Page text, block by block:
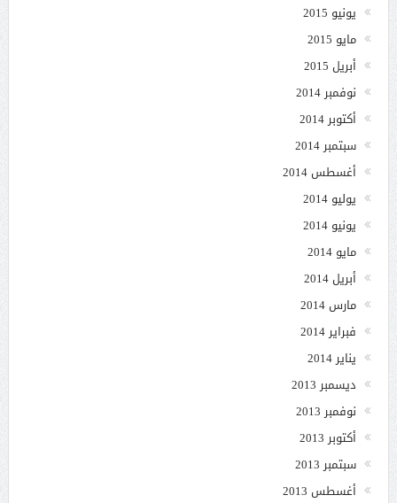
يونيو 2015
مايو 2015
أبريل 2015
نوفمبر 2014
أكتوبر 2014
سبتمبر 2014
أغسطس 2014
يوليو 2014
يونيو 2014
مايو 2014
أبريل 2014
مارس 2014
فبراير 2014
يناير 2014
ديسمبر 2013
نوفمبر 2013
أكتوبر 2013
سبتمبر 2013
أغسطس 2013